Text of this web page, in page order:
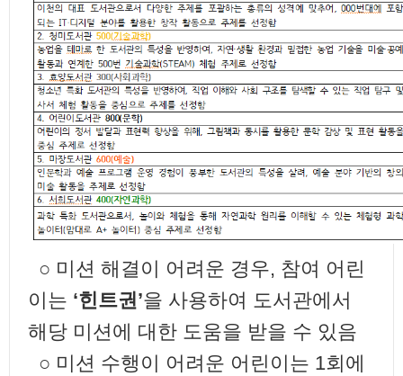
○ 미션 해결이 어려운 경우, 참여 어린
이는 ‘힌트권’을 사용하여 도서관에서
해당 미션에 대한 도움을 받을 수 있음
○ 미션 수행이 어려운 어린이는 1회에